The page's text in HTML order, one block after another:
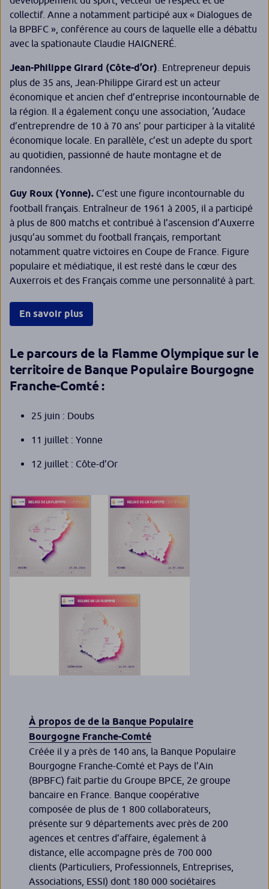
collectif. Anne a notamment participé aux « Dialogues de
la BPBFC », conférence au cours de laquelle elle a débattu
avec la spationaute Claudie HAIGNERÉ.
Jean-Philippe Girard (Côte-d’Or) . Entrepreneur depuis
plus de 35 ans, Jean-Philippe Girard est un acteur
économique et ancien chef d’entreprise incontournable de
la région. Il a également conçu une association, ‘Audace
d’entreprendre de 10 à 70 ans’ pour participer à la vitalité
économique locale. En parallèle, c’est un adepte du sport
au quotidien, passionné de haute montagne et de
randonnées.
Guy Roux (Yonne). C’est une figure incontournable du
football français. Entraîneur de 1961 à 2005, il a participé
à plus de 800 matchs et contribué à l’ascension d’Auxerre
jusqu’au sommet du football français, remportant
notamment quatre victoires en Coupe de France. Figure
populaire et médiatique, il est resté dans le cœur des
Auxerrois et des Français comme une personnalité à part.
En savoir plus
Le parcours de la Flamme Olympique sur le
territoire de Banque Populaire Bourgogne
Franche-Comté :
25 juin : Doubs
11 juillet : Yonne
12 juillet : Côte-d’Or
À propos de de la Banque Populaire
Bourgogne Franche-Comté
Créée il y a près de 140 ans, la Banque Populaire
Bourgogne Franche-Comté et Pays de l’Ain
(BPBFC) fait partie du Groupe BPCE, 2e groupe
bancaire en France. Banque coopérative
composée de plus de 1 800 collaborateurs,
présente sur 9 départements avec près de 200
agences et centres d’affaire, également à
distance, elle accompagne près de 700 000
clients (Particuliers, Professionnels, Entreprises,
Associations, ESSI) dont 180 000 sociétaires